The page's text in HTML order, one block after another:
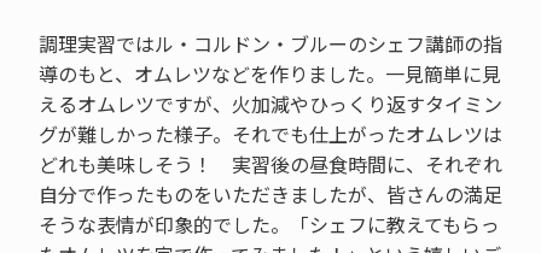
調理実習ではル・コルドン・ブルーのシェフ講師の指
導のもと、オムレツなどを作りました。一見簡単に見
えるオムレツですが、火加減やひっくり返すタイミン
グが難しかった様子。それでも仕上がったオムレツは
どれも美味しそう！ 実習後の昼食時間に、それぞれ
自分で作ったものをいただきましたが、皆さんの満足
そうな表情が印象的でした。「シェフに教えてもらっ